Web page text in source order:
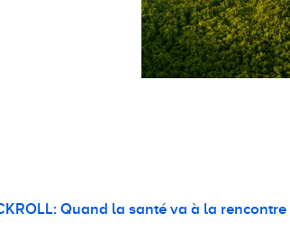
Quand la santé va à la